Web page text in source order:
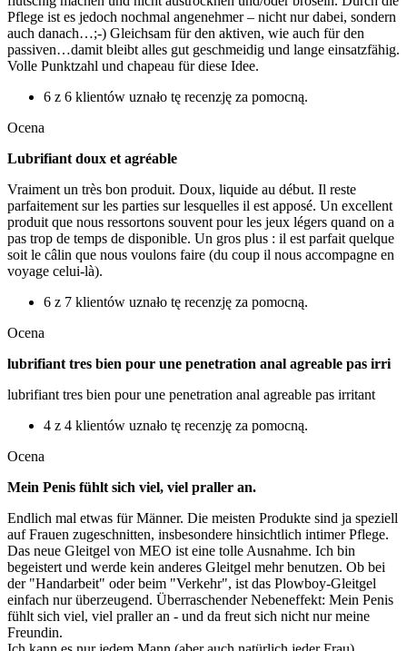
Pflege ist es jedoch nochmal angenehmer – nicht nur dabei, sondern
auch danach…;-) Gleichsam für den aktiven, wie auch für den
passiven…damit bleibt alles gut geschmeidig und lange einsatzfähig.
Volle Punktzahl und chapeau für diese Idee.
6 z 6 klientów uznało tę recenzję za pomocną.
Ocena
Lubrifiant doux et agréable
Vraiment un très bon produit. Doux, liquide au début. Il reste
parfaitement sur les parties sur lesquelles il est apposé. Un excellent
produit que nous ressortons souvent pour les jeux légers quand on a
pas trop de temps de disponible. Un gros plus : il est parfait quelque
soit le câlin que nous voulons faire (du coup il nous accompagne en
voyage celui-là).
6 z 7 klientów uznało tę recenzję za pomocną.
Ocena
lubrifiant tres bien pour une penetration anal agreable pas irri
lubrifiant tres bien pour une penetration anal agreable pas irritant
4 z 4 klientów uznało tę recenzję za pomocną.
Ocena
Mein Penis fühlt sich viel, viel praller an.
Endlich mal etwas für Männer. Die meisten Produkte sind ja speziell
auf Frauen zugeschnitten, insbesondere hinsichtlich intimer Pflege.
Das neue Gleitgel von MEO ist eine tolle Ausnahme. Ich bin
begeistert und werde kein anderes Gleitgel mehr benutzen. Ob bei
der "Handarbeit" oder beim "Verkehr", ist das Plowboy-Gleitgel
einfach nur überzeugend. Überraschender Nebeneffekt: Mein Penis
fühlt sich viel, viel praller an - und da freut sich nicht nur meine
Freundin.